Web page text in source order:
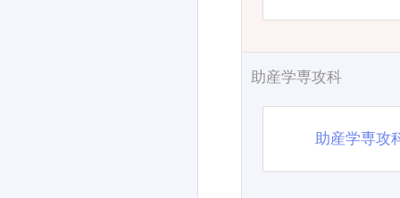
助産学専攻科
助産学専攻